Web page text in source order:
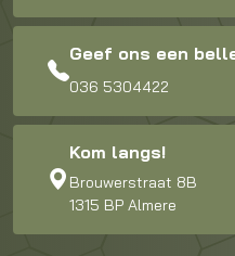
Geef ons een
036 5304422
Kom langs!
Brouwerstraat 8B
1315 BP Almere